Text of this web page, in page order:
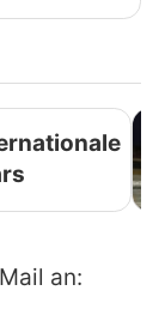
an: